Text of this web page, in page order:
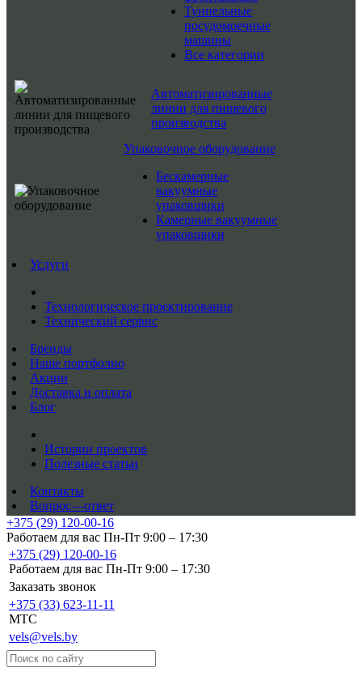
Туннельные
посудомоечные
машины
Все категории
Автоматизированные
линии для пищевого
производства
Упаковочное оборудование
Бескамерные
вакуумные
упаковщики
Камерные вакуумные
упаковщики
Услуги
Технологическое проектирование
Технический сервис
Бренды
Наше портфолио
Акции
Доставка и оплата
Блог
Истории проектов
Полезные статьи
Контакты
Вопрос—ответ
+375 (29) 120-00-16
Работаем для вас Пн-Пт 9:00 – 17:30
+375 (29) 120-00-16
Работаем для вас Пн-Пт 9:00 – 17:30
Заказать звонок
+375 (33) 623-11-11
MTC
vels@vels.by